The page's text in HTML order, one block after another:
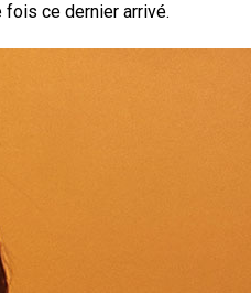
fois ce dernier arrivé.